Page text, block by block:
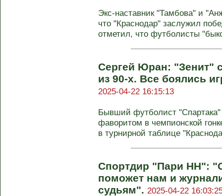
Экс-наставник "Тамбова" и
что "Краснодар" заслужил
отметил, что футболисты
Сергей Юран: "Зенит"
из 90-х. Все боялись
2025-04-22 16:15:13
Бывший футболист
фаворитом в чемпионской
в турнирной таблице
Спортдир "Пари НН":
поможет нам и
судьям". 2025-04-22